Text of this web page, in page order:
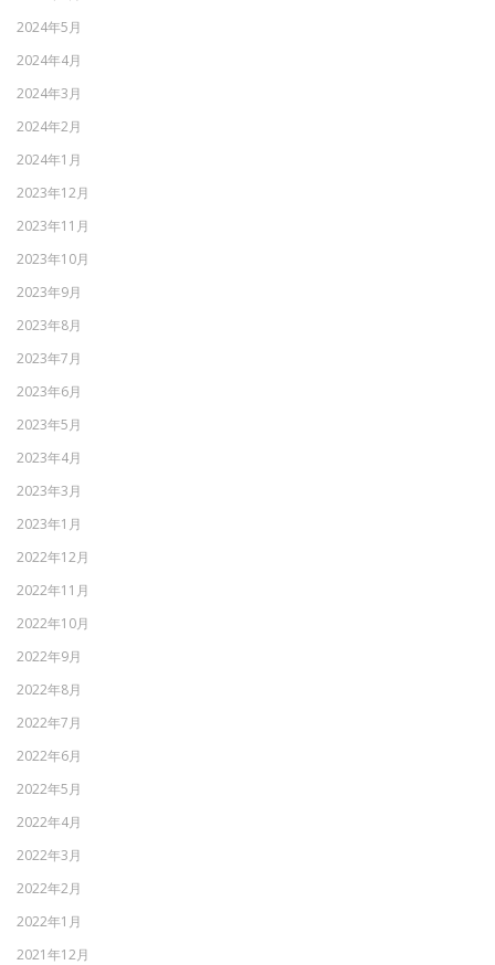
2024年5月
2024年4月
2024年3月
2024年2月
2024年1月
2023年12月
2023年11月
2023年10月
2023年9月
2023年8月
2023年7月
2023年6月
2023年5月
2023年4月
2023年3月
2023年1月
2022年12月
2022年11月
2022年10月
2022年9月
2022年8月
2022年7月
2022年6月
2022年5月
2022年4月
2022年3月
2022年2月
2022年1月
2021年12月